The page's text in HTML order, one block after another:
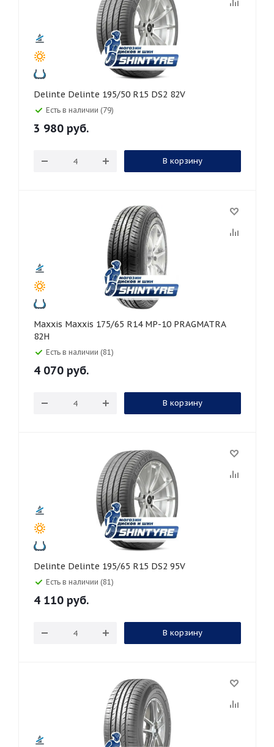
Delinte Delinte 195/50 R15 DS2 82V
Есть в наличии (79)
3 980 руб.
В корзину
Maxxis Maxxis 175/65 R14 MP-10 PRAGMATRA
82H
Есть в наличии (81)
4 070 руб.
В корзину
Delinte Delinte 195/65 R15 DS2 95V
Есть в наличии (81)
4 110 руб.
В корзину